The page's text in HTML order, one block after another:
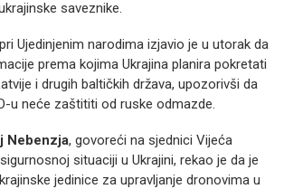
saveznike.
Ujedinjenim narodima izjavio je u utorak da
prema kojima Ukrajina planira pokretati
i drugih baltičkih država, upozorivši da
u neće zaštititi od ruske odmazde.
Nebenzja, govoreći na sjednici Vijeća
situaciji u Ukrajini, rekao je da je
jedinice za upravljanje dronovima u